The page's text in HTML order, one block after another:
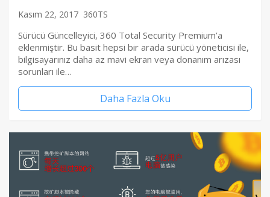
Kasım 22, 2017 360TS
Sürücü Güncelleyici, 360 Total Security Premium’a
eklenmiştir. Bu basit hepsi bir arada sürücü yöneticisi ile,
bilgisayarınız daha az mavi ekran veya donanım arızası
sorunları ile…
Daha Fazla Oku